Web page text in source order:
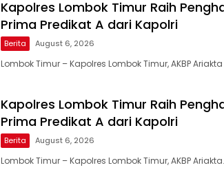
Kapolres Lombok Timur Raih
Prima Predikat A dari Kapolri
Berita August 6, 2026
Lombok Timur – Kapolres Lombok Timur, AKBP
Kapolres Lombok Timur Raih
Prima Predikat A dari Kapolri
Berita August 6, 2026
Lombok Timur – Kapolres Lombok Timur, AKBP